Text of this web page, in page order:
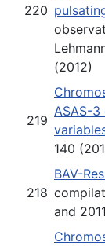
220
(2012)
219
ASAS-
140
218
BAV-
and